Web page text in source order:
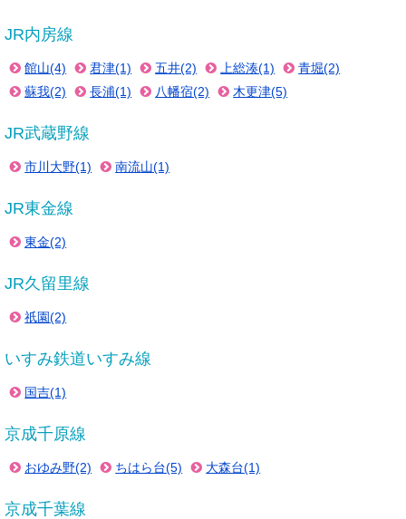
JR内房線
館山(4) 君津(1) 五井(2) 上総湊(1)
青堀(2)
蘇我(2)
長浦(1) 八幡宿(2) 木更津(5)
JR武蔵野線
市川大野(1) 南流山(1)
JR東金線
東金(2)
JR久留里線
祇園(2)
いすみ鉄道いすみ線
国吉(1)
京成千原線
おゆみ野(2) ちはら台(5) 大森台(1)
京成千葉線